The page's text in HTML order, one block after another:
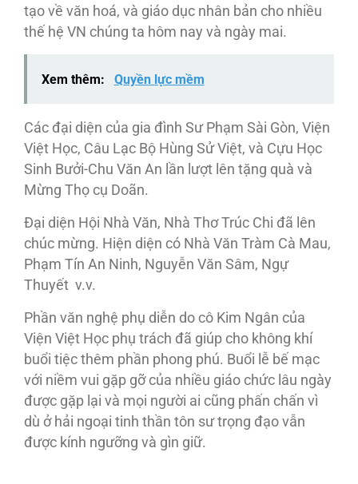
tạo về văn hoá, và giáo dục nhân bản cho nhiều
thế hệ VN chúng ta hôm nay và ngày mai.
Xem thêm: Quyền lực mềm
Các đại diện của gia đình Sư Phạm Sài Gòn, Viện
Việt Học, Câu Lạc Bộ Hùng Sử Việt, và Cựu Học
Sinh Bưởi-Chu Văn An lần lượt lên tặng quà và
Mừng Thọ cụ Doãn.
Ðại diện Hội Nhà Văn, Nhà Thơ Trúc Chi đã lên
chúc mừng. Hiện diện có Nhà Văn Tràm Cà Mau,
Phạm Tín An Ninh, Nguyễn Văn Sâm, Ngự
Thuyết v.v.
Phần văn nghệ phụ diễn do cô Kim Ngân của
Viện Việt Học phụ trách đã giúp cho không khí
buổi tiệc thêm phần phong phú. Buổi lễ bế mạc
với niềm vui gặp gỡ của nhiều giáo chức lâu ngày
được gặp lại và mọi người ai cũng phấn chấn vì
dù ở hải ngoại tinh thần tôn sư trọng đạo vẫn
được kính ngưỡng và gìn giữ.